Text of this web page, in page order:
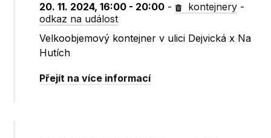
20. 11. 2024, 16:00 - 20:00 - kontejnery -
odkaz na událost
Velkoobjemový kontejner v ulici Dejvická x Na
Hutích
Přejít na více informací